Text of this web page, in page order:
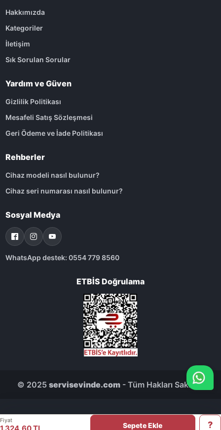
Fiyat
Sepete Ekle
Hakkımızda
Kategoriler
İletişim
Sık Sorulan Sorular
Yardım ve Güven
Gizlilik Politikası
Mesafeli Satış Sözleşmesi
Geri Ödeme ve İade Politikası
Rehberler
Cihaz modeli nasıl bulunur?
Cihaz seri numarası nasıl bulunur?
Sosyal Medya
WhatsApp destek: 0554 779 8560
ETBİS Doğrulama
© 2025 servisevinde.com- Tüm Hakları Saklıdır.